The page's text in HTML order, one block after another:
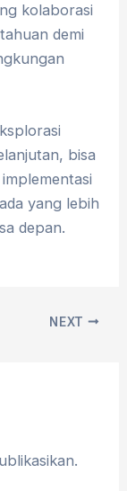
kolaborasi
demi
bisa
yang lebih
depan.
NEXT